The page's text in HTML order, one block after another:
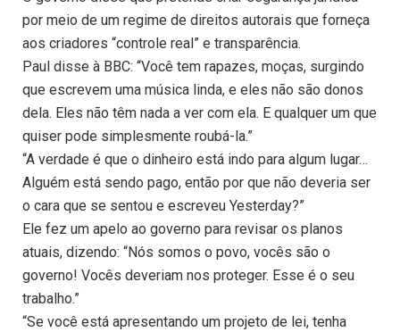
por meio de um regime de direitos autorais que forneça
aos criadores “controle real” e transparência.
Paul disse à BBC: “Você tem rapazes, moças, surgindo
que escrevem uma música linda, e eles não são donos
dela. Eles não têm nada a ver com ela. E qualquer um que
quiser pode simplesmente roubá-la.”
“A verdade é que o dinheiro está indo para algum lugar…
Alguém está sendo pago, então por que não deveria ser
o cara que se sentou e escreveu Yesterday?”
Ele fez um apelo ao governo para revisar os planos
atuais, dizendo: “Nós somos o povo, vocês são o
governo! Vocês deveriam nos proteger. Esse é o seu
trabalho.”
“Se você está apresentando um projeto de lei, tenha